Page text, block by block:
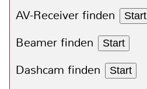
AV-Receiver finden Start
Beamer finden Start
Dashcam finden Start